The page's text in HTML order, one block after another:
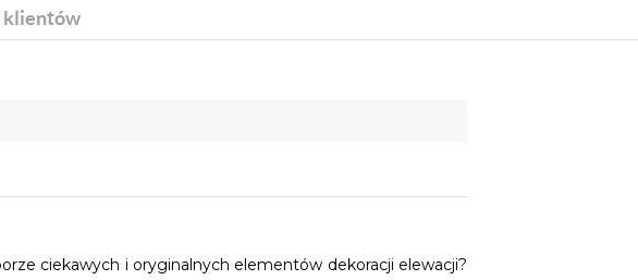
klientów
ciekawych i oryginalnych elementów dekoracji elewacji?